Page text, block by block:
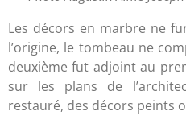
Les décors en marbre ne
l’origine, le tombeau ne
deuxième fut adjoint au
sur les plans de
restauré, des décors peints